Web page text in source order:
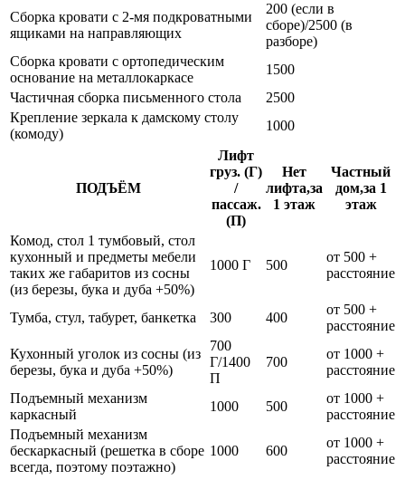
Сборка кровати с 2-мя подкроватными
ящиками на направляющих
200 (если в
сборе)/2500 (в
разборе)
Сборка кровати с ортопедическим
основание на металлокаркасе
1500
Частичная сборка письменного стола
2500
Крепление зеркала к дамскому столу
(комоду)
1000
ПОДЪЁМ
Лифт
груз. (Г)
/
пассаж.
(П)
Нет
лифта,за
1 этаж
Частный
дом,за 1
этаж
Комод, стол 1 тумбовый, стол
кухонный и предметы мебели
таких же габаритов из сосны
(из березы, бука и дуба +50%)
1000 Г 500
от 500 +
расстояние
Тумба, стул, табурет, банкетка 300 400
от 500 +
расстояние
Кухонный уголок из сосны (из
березы, бука и дуба +50%)
700
Г/1400
П
700
от 1000 +
расстояние
Подъемный механизм
каркасный
1000 500
от 1000 +
расстояние
Подъемный механизм
бескаркасный (решетка в сборе
всегда, поэтому поэтажно)
1000 600
от 1000 +
расстояние